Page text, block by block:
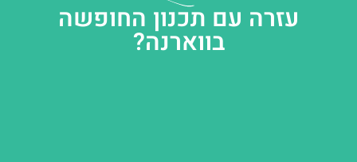
עזרה עם תכנון החופשה
בווארנה?